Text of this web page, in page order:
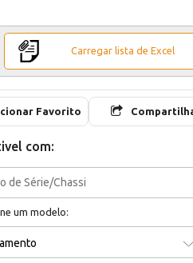
Carregar lista de Excel
Favorito
com:
um modelo: